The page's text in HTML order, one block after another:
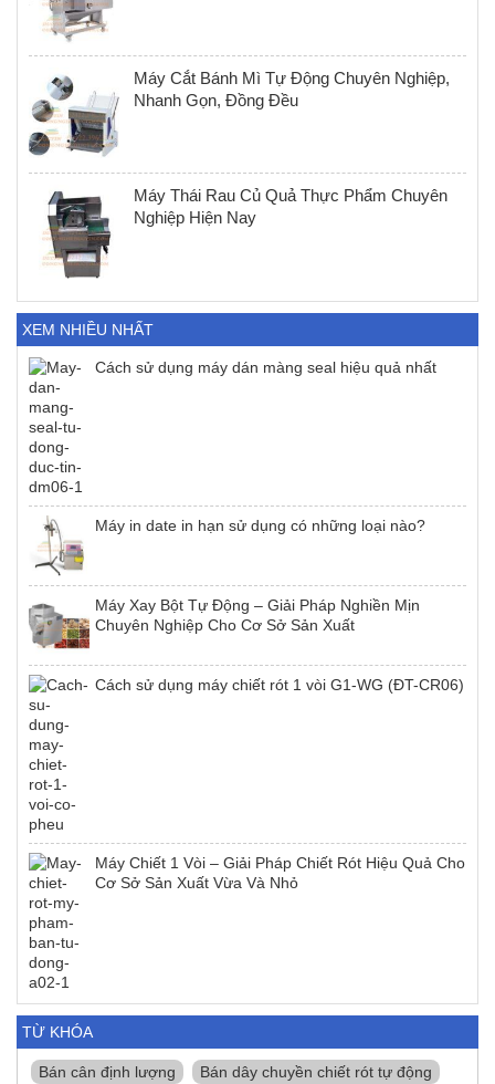
Máy Cắt Bánh Mì Tự Động Chuyên Nghiệp,
Nhanh Gọn, Đồng Đều
Máy Thái Rau Củ Quả Thực Phẩm Chuyên
Nghiệp Hiện Nay
XEM NHIỀU NHẤT
Cách sử dụng máy dán màng seal hiệu quả nhất
Máy in date in hạn sử dụng có những loại nào?
Máy Xay Bột Tự Động – Giải Pháp Nghiền Mịn
Chuyên Nghiệp Cho Cơ Sở Sản Xuất
Cách sử dụng máy chiết rót 1 vòi G1-WG (ĐT-CR06)
Máy Chiết 1 Vòi – Giải Pháp Chiết Rót Hiệu Quả Cho
Cơ Sở Sản Xuất Vừa Và Nhỏ
TỪ KHÓA
Bán cân định lượng Bán dây chuyền chiết rót tự động